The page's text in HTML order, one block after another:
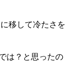
移して冷たさを
は？と思ったの